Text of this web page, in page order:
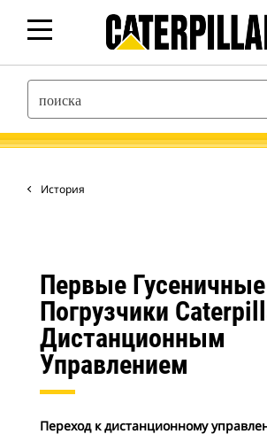
SEARCH
История
Первые Гусеничные
Погрузчики
Дистанционным
Управлением
Переход к дистанционному